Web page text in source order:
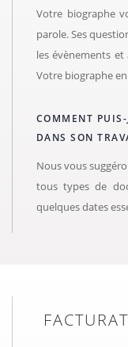
Votre biographe
parole. Ses
les évènements
Votre biographe
COMMENT
DANS SON
Nous vous
tous types de
quelques dates